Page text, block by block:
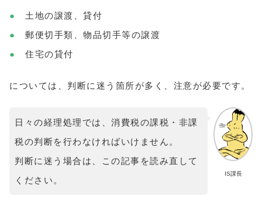
● 土地の譲渡、貸付
● 郵便切手類、物品切手等の譲渡
● 住宅の貸付
については、判断に迷う箇所が多く、注意が必要です。
IS課長
日々の経理処理では、消費税の課税・非課
税の判断を行わなければいけません。
判断に迷う場合は、この記事を読み直して
ください。